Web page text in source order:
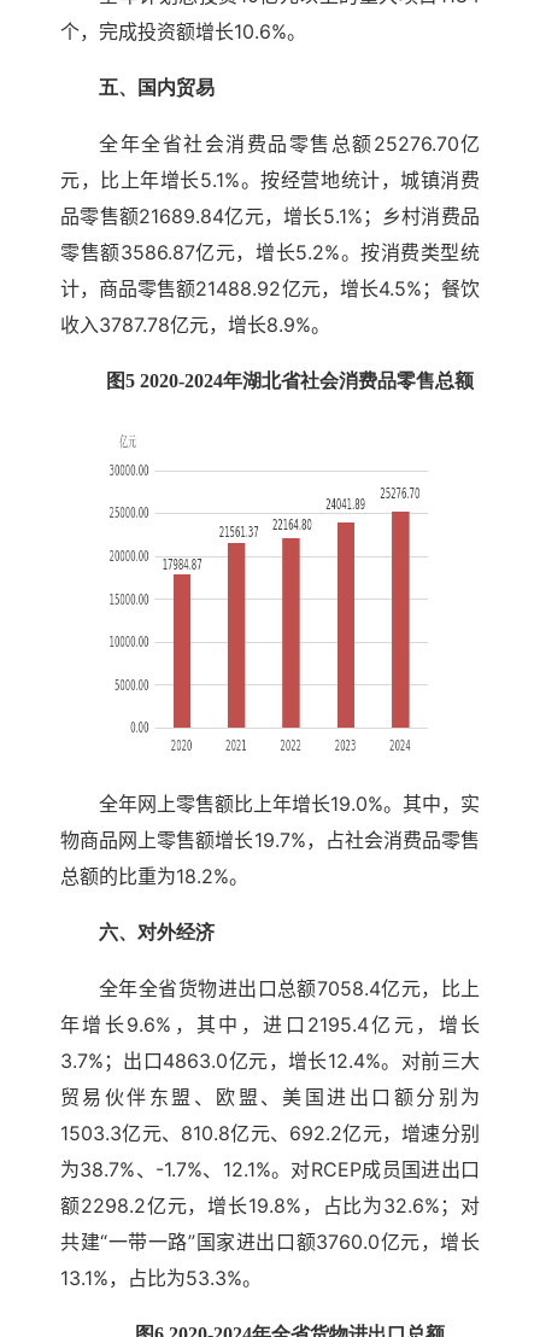
个，完成投资额增长10.6%。
五、国内贸易
全年全省社会消费品零售总额25276.70亿
元，比上年增长5.1%。按经营地统计，城镇消费
品零售额21689.84亿元，增长5.1%；乡村消费品
零售额3586.87亿元，增长5.2%。按消费类型统
计，商品零售额21488.92亿元，增长4.5%；餐饮
收入3787.78亿元，增长8.9%。
图5 2020-2024年湖北省社会消费品零售总额
全年网上零售额比上年增长19.0%。其中，实
物商品网上零售额增长19.7%，占社会消费品零售
总额的比重为18.2%。
六、对外经济
全年全省货物进出口总额7058.4亿元，比上
年增长9.6%，其中，进口2195.4亿元，增长
3.7%；出口4863.0亿元，增长12.4%。对前三大
贸易伙伴东盟、欧盟、美国进出口额分别为
1503.3亿元、810.8亿元、692.2亿元，增速分别
为38.7%、-1.7%、12.1%。对RCEP成员国进出口
额2298.2亿元，增长19.8%，占比为32.6%；对
共建“一带一路”国家进出口额3760.0亿元，增长
13.1%，占比为53.3%。